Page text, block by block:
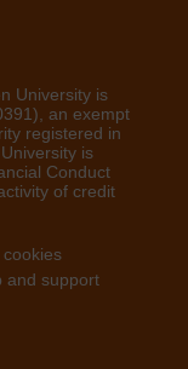
University is
an exempt
registered in
is
Conduct
of credit
and support